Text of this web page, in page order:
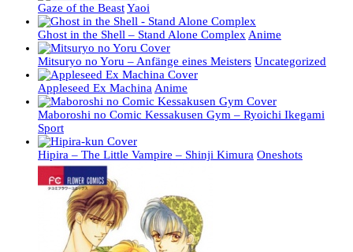
Gaze of the BeastYaoi
Ghost in the Shell – Stand Alone Complex Anime
Mitsuryo no Yoru – Anfänge eines Meisters Uncategorized
Appleseed Ex Machina Anime
Maboroshi no Comic Kessakusen Gym – Ryoichi Ikegami
Sport
Hipira – The Little Vampire – Shinji Kimura Oneshots